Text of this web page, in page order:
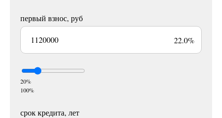
первый взнос, руб
22.0%
20%
100%
срок кредита, лет